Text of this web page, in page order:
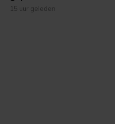
15 uur geleden